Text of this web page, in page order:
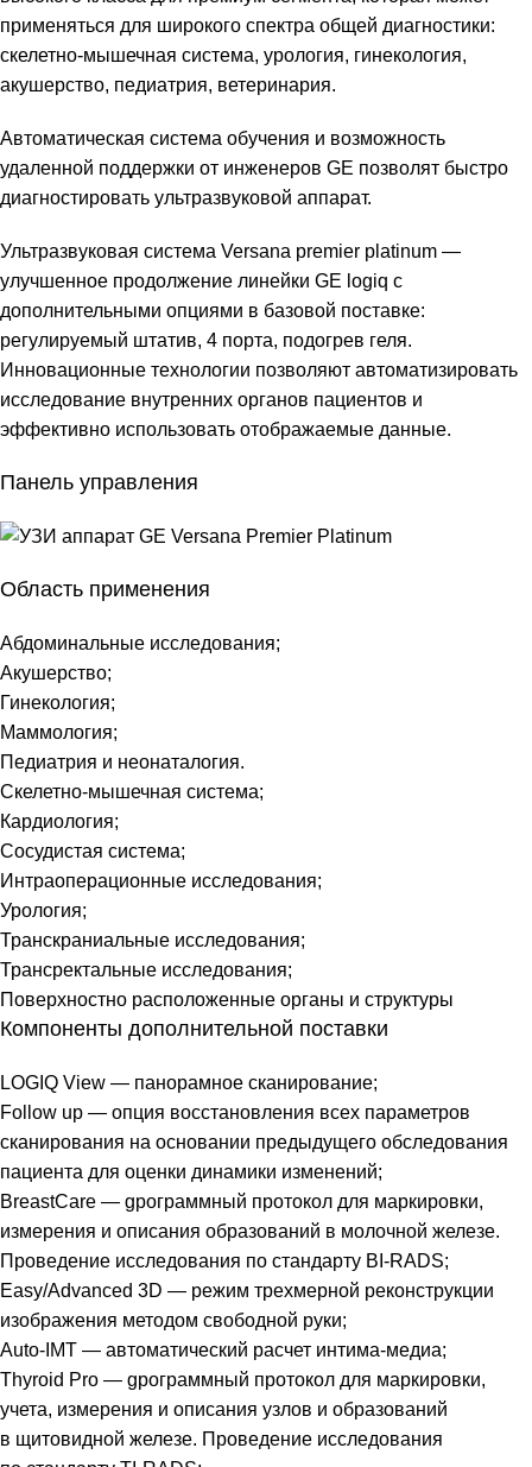
применяться для широкого спектра общей диагностики:
скелетно-мышечная система, урология, гинекология,
акушерство, педиатрия, ветеринария.
Автоматическая система обучения и возможность
удаленной поддержки от инженеров GE позволят быстро
диагностировать ультразвуковой аппарат.
Ультразвуковая система Versana premier platinum —
улучшенное продолжение линейки GE logiq с
дополнительными опциями в базовой поставке:
регулируемый штатив, 4 порта, подогрев геля.
Инновационные технологии позволяют автоматизировать
исследование внутренних органов пациентов и
эффективно использовать отображаемые данные.
Панель управления
Область применения
Абдоминальные исследования;
Акушерство;
Гинекология;
Маммология;
Педиатрия и неонаталогия.
Скелетно-мышечная система;
Кардиология;
Сосудистая система;
Интраоперационные исследования;
Урология;
Транскраниальные исследования;
Трансректальные исследования;
Поверхностно расположенные органы и структуры
Компоненты дополнительной поставки
LOGIQ View — панорамное сканирование;
Follow up — опция восстановления всех параметров
сканирования на основании предыдущего обследования
пациента для оценки динамики изменений;
BreastCare — gрограммный протокол для маркировки,
измерения и описания образований в молочной железе.
Проведение исследования по стандарту BI-RADS;
Easy/Advanced 3D — режим трехмерной реконструкции
изображения методом свободной руки;
Auto-IMT — автоматический расчет интима-медиа;
Thyroid Pro — gрограммный протокол для маркировки,
учета, измерения и описания узлов и образований
в щитовидной железе. Проведение исследования